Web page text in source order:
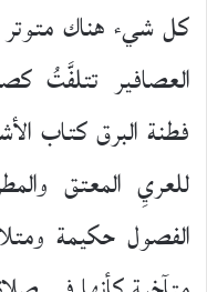
​كل شيء هناك متوتر
العصافير تتلفَّتُ
فطنة البرق كتاب
للعريِ المعتق
الفصول حكيمة